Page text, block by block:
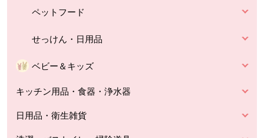
ペットフード
せっけん・日用品
ベビー＆キッズ
キッチン用品・食器・浄水器
日用品・衛生雑貨